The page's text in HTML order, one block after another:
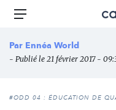
Aller
principal
Menu
Par Ennéa World
- Publié le 21 février 2017 -
#ODD 04 : ÉDUCATION DE